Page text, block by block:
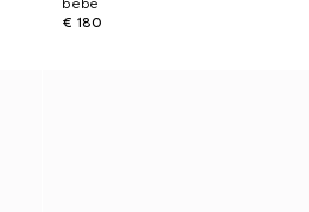
bebé
€ 180